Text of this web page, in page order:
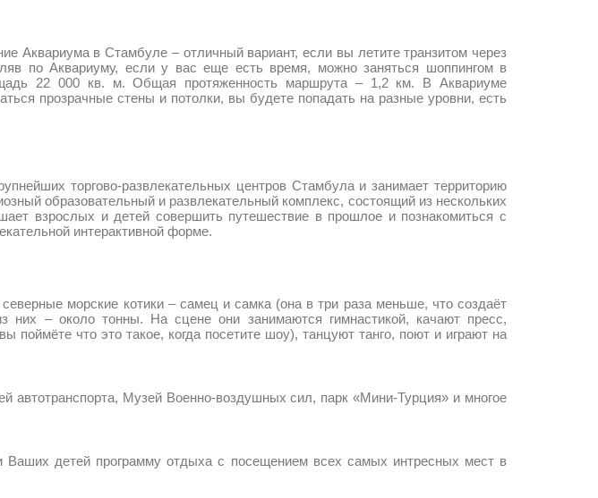
в Стамбуле – отличный вариант, если вы летите транзитом через
по Аквариуму, если у вас еще есть время, можно заняться шоппингом в
22 000 кв. м. Общая протяженность маршрута – 1,2 км. В Аквариуме
прозрачные стены и потолки, вы будете попадать на разные уровни, есть
торгово-развлекательных центров Стамбула и занимает территорию
образовательный и развлекательный комплекс, состоящий из нескольких
взрослых и детей совершить путешествие в прошлое и познакомиться с
интерактивной форме.
морские котики – самец и самка (она в три раза меньше, что создаёт
них – около тонны. На сцене они занимаются гимнастикой, качают пресс,
что это такое, когда посетите шоу), танцуют танго, поют и играют на
Музей Военно-воздушных сил, парк «Мини-Турция» и многое
программу отдыха с посещением всех самых интресных мест в